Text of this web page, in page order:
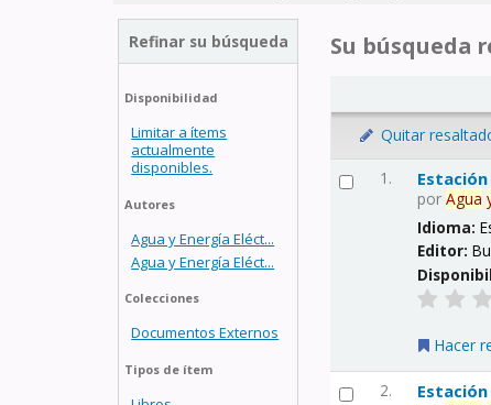
Refinar su búsqueda
Disponibilidad
Limitar a ítems
actualmente
disponibles.
Autores
Agua y Energía Eléct...
Agua y Energía Eléct...
Colecciones
Documentos Externos
Tipos de ítem
Su búsqueda
Quitar
1.
porAgua
Idioma:
Editor:
Hacer
2.